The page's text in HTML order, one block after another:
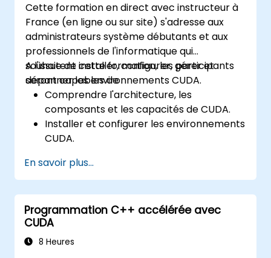
Cette formation en direct avec instructeur à
France (en ligne ou sur site) s'adresse aux
administrateurs système débutants et aux
professionnels de l'informatique qui
souhaitent installer, configurer, gérer et
dépanner les environnements CUDA.
A l'issue de cette formation, les participants
seront capables de :
Comprendre l'architecture, les
composants et les capacités de CUDA.
Installer et configurer les environnements
CUDA.
Déboguer et résoudre les problèmes
CUDA les plus courants.
En savoir plus...
Programmation C++ accélérée avec
CUDA
8 Heures